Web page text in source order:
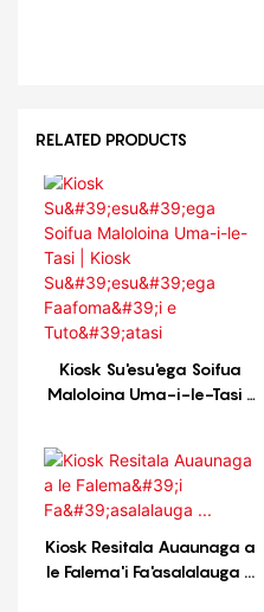
RELATED PRODUCTS
Kiosk Su'esu'ega Soifua
Maloloina Uma-i-le-Tasi |
Kiosk Resitala Auaunaga a
le Falema'i Fa'asalalauga ...